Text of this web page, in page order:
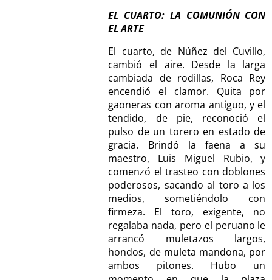
EL CUARTO: LA COMUNIÓN CON
EL ARTE
El cuarto, de Núñez del Cuvillo,
cambió el aire. Desde la larga
cambiada de rodillas, Roca Rey
encendió el clamor. Quita por
gaoneras con aroma antiguo, y el
tendido, de pie, reconoció el
pulso de un torero en estado de
gracia. Brindó la faena a su
maestro, Luis Miguel Rubio, y
comenzó el trasteo con doblones
poderosos, sacando al toro a los
medios, sometiéndolo con
firmeza. El toro, exigente, no
regalaba nada, pero el peruano le
arrancó muletazos largos,
hondos, de muleta mandona, por
ambos pitones. Hubo un